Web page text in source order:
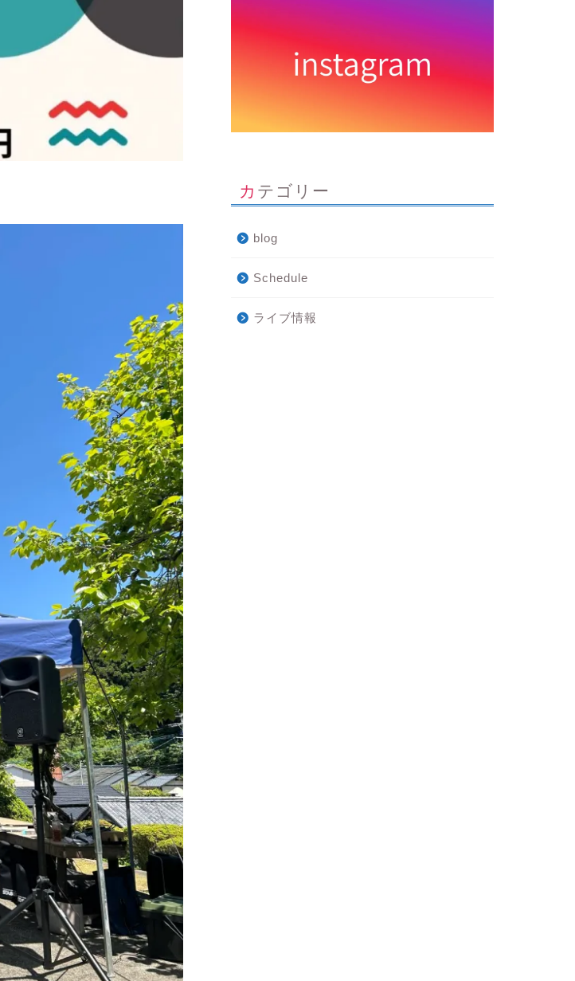
カテゴリー
blog
Schedule
ライブ情報